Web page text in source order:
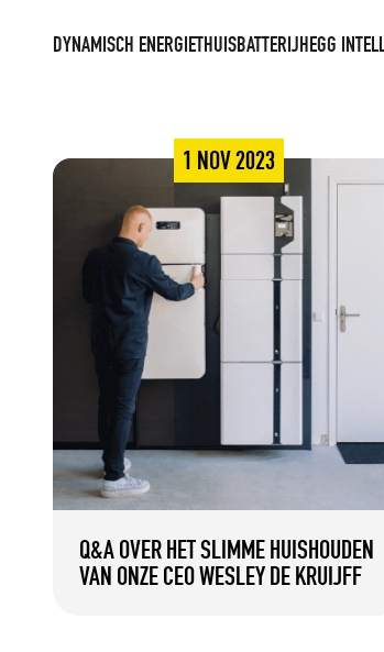
Q&A OVER HET SLIMME HUISHOUDEN
VAN ONZE CEO WESLEY DE KRUIJFF
1 NOV 2023
DYNAMISCH ENERGIETHUISBATTERIJHEGG